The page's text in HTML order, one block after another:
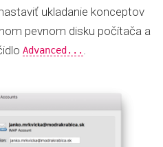
ukladanie konceptov
pevnom disku počítača a
Advanced...